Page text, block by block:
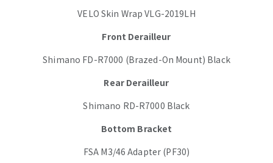
VELO Skin Wrap VLG-2019LH
Front Derailleur
Shimano FD-R7000 (Brazed-On Mount) Black
Rear Derailleur
Shimano RD-R7000 Black
Bottom Bracket
FSA M3/46 Adapter (PF30)